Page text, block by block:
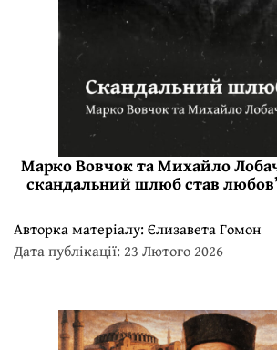
Марко Вовчок та Михайло
скандальний шлюб став
Авторка матеріалу: Єлизавета Гомон
Дата публікації: 23 Лютого 2026